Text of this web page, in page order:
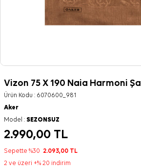
Vizon 75 X 190 Naia Harmoni Şal
Ürün Kodu : 6070600_981
Aker
Model : SEZONSUZ
2.990,00 TL
Sepette %30 2.093,00 TL
2 ve üzeri +% 20 indirim